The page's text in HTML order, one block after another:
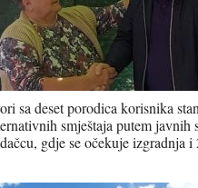
sa deset porodica korisnika
smještaja putem javnih
gdje se očekuje izgradnja i